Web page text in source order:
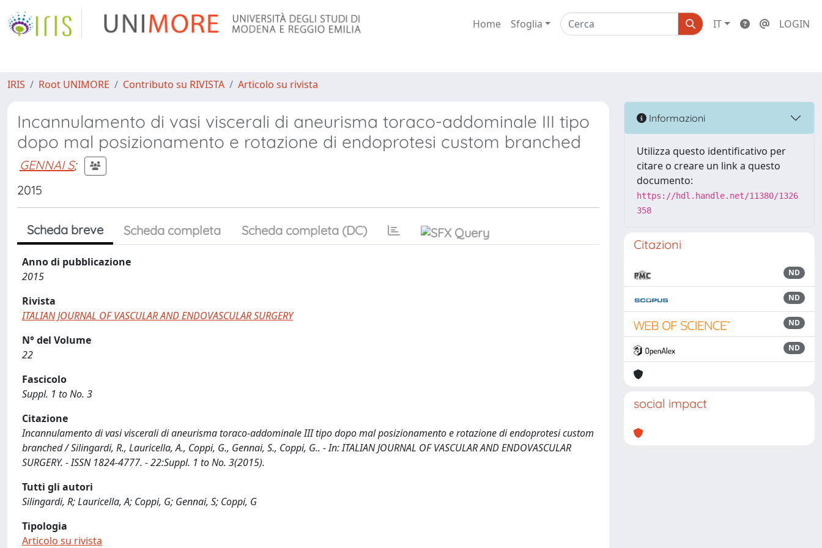
Home Sfoglia IT LOGIN
IRIS Root UNIMORE Contributo su RIVISTA Articolo su rivista
Incannulamento di vasi viscerali di aneurisma toraco-addominale III tipo
dopo mal posizionamento e rotazione di endoprotesi custom branched
GENNAI S;
2015
Scheda breve Scheda completa Scheda completa (DC)
Anno di pubblicazione
2015
Rivista
ITALIAN JOURNAL OF VASCULAR AND ENDOVASCULAR SURGERY
N° del Volume
22
Fascicolo
Suppl. 1 to No. 3
Citazione
Incannulamento di vasi viscerali di aneurisma toraco-addominale III tipo dopo mal posizionamento e rotazione di endoprotesi custom
branched / Silingardi, R., Lauricella, A., Coppi, G., Gennai, S., Coppi, G.. - In: ITALIAN JOURNAL OF VASCULAR AND ENDOVASCULAR
SURGERY. - ISSN 1824-4777. - 22:Suppl. 1 to No. 3(2015).
Tutti gli autori
Silingardi, R; Lauricella, A; Coppi, G; Gennai, S; Coppi, G
Tipologia
Articolo su rivista
Informazioni
Utilizza questo identificativo per
citare o creare un link a questo
documento:
https://hdl.handle.net/11380/1326
358
Citazioni
ND
ND
ND
ND
social impact